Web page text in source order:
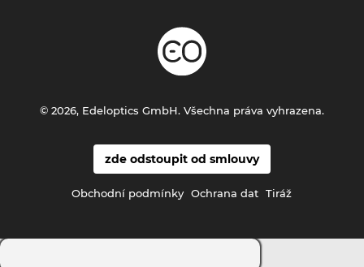
zde odstoupit od smlouvy
Obchodní podmínky Ochrana dat Tiráž
© 2026, Edeloptics GmbH. Všechna práva vyhrazena.